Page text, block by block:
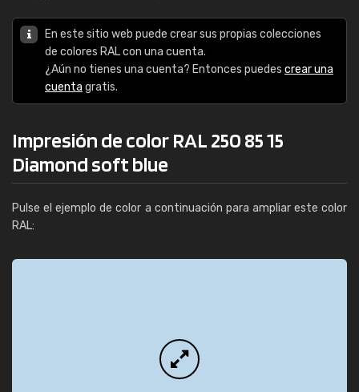
En este sitio web puede crear sus propias colecciones
de colores RAL con una cuenta.
¿Aún no tienes una cuenta? Entonces puedes crear una
cuenta gratis.
Impresión de color RAL 250 85 15
Diamond soft blue
Pulse el ejemplo de color a continuación para ampliar este color
RAL: